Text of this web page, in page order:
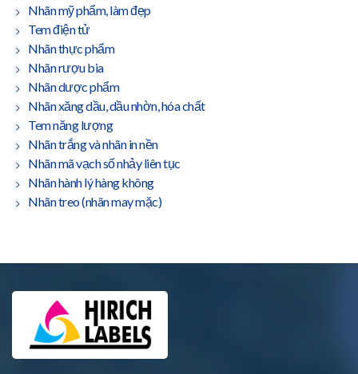
Nhãn mỹ phẩm, làm đẹp
Tem điện tử
Nhãn thực phẩm
Nhãn rượu bia
Nhãn dược phẩm
Nhãn xăng dầu, dầu nhờn, hóa chất
Tem năng lượng
Nhãn trắng và nhãn in nền
Nhãn mã vạch số nhảy liên tục
Nhãn hành lý hàng không
Nhãn treo (nhãn may mặc)